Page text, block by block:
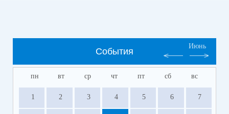
События
Июнь
пн вт ср чт пт сб вс
1 2 3 4 5 6 7